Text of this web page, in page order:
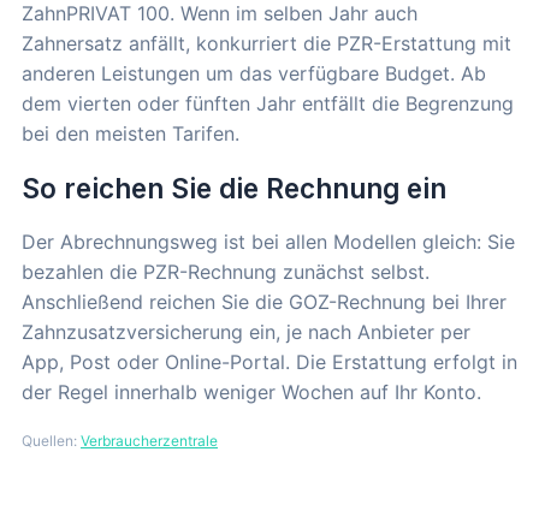
ZahnPRIVAT 100. Wenn im selben Jahr auch
Zahnersatz anfällt, konkurriert die PZR-Erstattung mit
anderen Leistungen um das verfügbare Budget. Ab
dem vierten oder fünften Jahr entfällt die Begrenzung
bei den meisten Tarifen.
So reichen Sie die Rechnung ein
Der Abrechnungsweg ist bei allen Modellen gleich: Sie
bezahlen die PZR-Rechnung zunächst selbst.
Anschließend reichen Sie die GOZ-Rechnung bei Ihrer
Zahnzusatzversicherung ein, je nach Anbieter per
App, Post oder Online-Portal. Die Erstattung erfolgt in
der Regel innerhalb weniger Wochen auf Ihr Konto.
Quellen: Verbraucherzentrale